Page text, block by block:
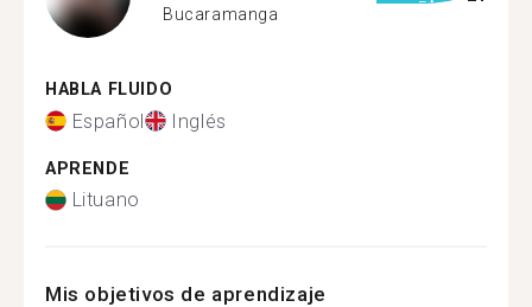
Bucaramanga
HABLA FLUIDO
Español Inglés
APRENDE
Lituano
Mis objetivos de aprendizaje